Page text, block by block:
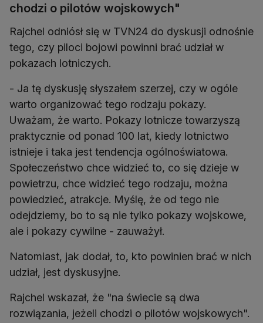
chodzi o pilotów wojskowych"
Rajchel odniósł się w TVN24 do dyskusji odnośnie
tego, czy piloci bojowi powinni brać udział w
pokazach lotniczych.
- Ja tę dyskusję słyszałem szerzej, czy w ogóle
warto organizować tego rodzaju pokazy.
Uważam, że warto. Pokazy lotnicze towarzyszą
praktycznie od ponad 100 lat, kiedy lotnictwo
istnieje i taka jest tendencja ogólnoświatowa.
Społeczeństwo chce widzieć to, co się dzieje w
powietrzu, chce widzieć tego rodzaju, można
powiedzieć, atrakcje. Myślę, że od tego nie
odejdziemy, bo to są nie tylko pokazy wojskowe,
ale i pokazy cywilne - zauważył.
Natomiast, jak dodał, to, kto powinien brać w nich
udział, jest dyskusyjne.
Rajchel wskazał, że "na świecie są dwa
rozwiązania, jeżeli chodzi o pilotów wojskowych".